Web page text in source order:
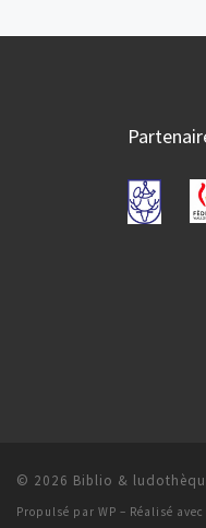
© 2026 Biblio &
Propulsé par WP – Réalisé